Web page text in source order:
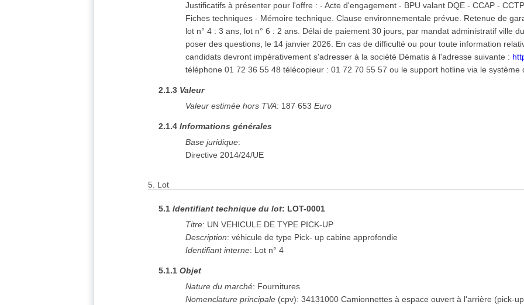
Justificatifs à présenter pour l'offre : - Acte d'engagement - BPU valant DQE - CCAP -
Fiches techniques - Mémoire technique. Clause environnementale prévue. Retenue de
lot n° 4 : 3 ans, lot n° 6 : 2 ans. Délai de paiement 30 jours, par mandat administratif ville
poser des questions, le 14 janvier 2026. En cas de difficulté ou pour toute information
candidats devront impérativement s'adresser à la société Dématis à l'adresse suivante :
téléphone 01 72 36 55 48 télécopieur : 01 72 70 55 57 ou le support hotline via le système
2.1.3 Valeur
Valeur estimée hors TVA: 187 653 Euro
2.1.4Informations générales
Base juridique:
Directive 2014/24/UE
5. Lot
5.1Identifiant technique du lot: LOT-0001
Titre: UN VEHICULE DE TYPE PICK-UP
Description:véhicule de type Pick- up cabine approfondie
Identifiant interne: Lot n° 4
5.1.1Objet
Nature du marché: Fournitures
Nomenclature principale (cpv):34131000 Camionnettes à espace ouvert à l'arrière (pick-